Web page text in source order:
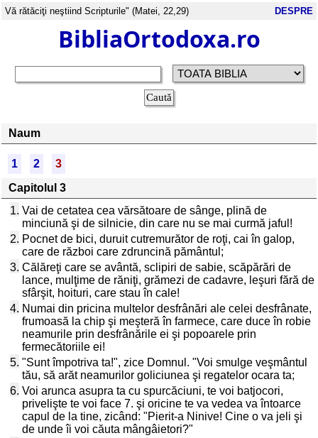
Vă rătăciţi neştiind Scripturile" (Matei, 22,29) DESPRE
BibliaOrtodoxa.ro
Naum
1 2
3
Capitolul 3
1. Vai de cetatea cea vărsătoare de sânge, plină de
minciună şi de silnicie, din care nu se mai curmă jaful!
2. Pocnet de bici, duruit cutremurător de roţi, cai în galop,
care de război care zdruncină pământul;
3. Călăreţi care se avântă, sclipiri de sabie, scăpărări de
lance, mulţime de răniţi, grămezi de cadavre, leşuri fără de
sfârşit, hoituri, care stau în cale!
4. Numai din pricina multelor desfrânări ale celei desfrânate,
frumoasă la chip şi meşteră în farmece, care duce în robie
neamurile prin desfrânările ei şi popoarele prin
fermecătoriile ei!
5. "Sunt împotriva ta!", zice Domnul. "Voi smulge veşmântul
tău, să arăt neamurilor goliciunea şi regatelor ocara ta;
6. Voi arunca asupra ta cu spurcăciuni, te voi batjocori,
privelişte te voi face 7. şi oricine te va vedea va întoarce
capul de la tine, zicând: "Pierit-a Ninive! Cine o va jeli şi
de unde îi voi căuta mângâietori?"